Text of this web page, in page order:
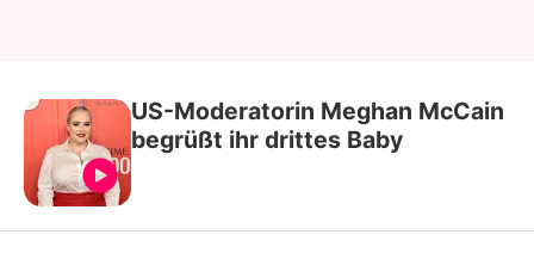
US-Moderatorin Meghan McCain
begrüßt ihr drittes Baby